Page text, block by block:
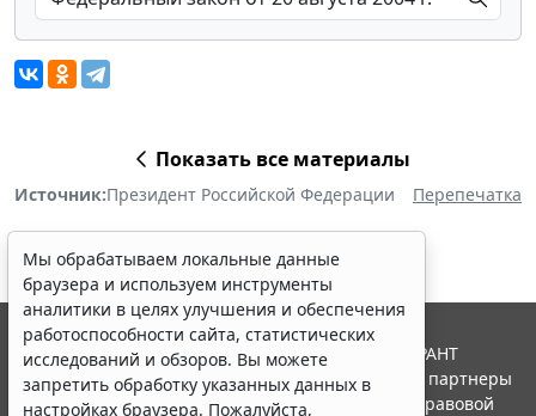
Показать все материалы
Источник:Президент Российской Федерации Перепечатка
Мы обрабатываем локальные данные
браузера и используем инструменты
аналитики в целях улучшения и обеспечения
работоспособности сайта, статистических
исследований и обзоров. Вы можете
запретить обработку указанных данных в
настройках браузера. Пожалуйста,
© ООО "НПП "ГАРАНТ-СЕРВИС", 2026. Система ГАРАНТ
выпускается с 1990 года. Компания "Гарант" и ее партнеры
являются участниками Российской ассоциации правовой